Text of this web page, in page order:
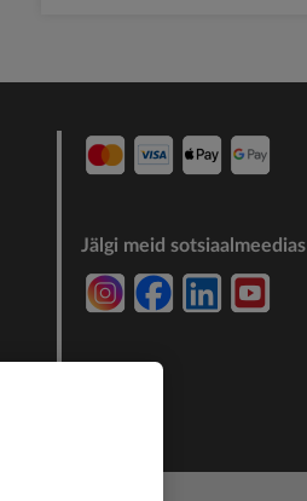
Jälgi meid sotsiaalmeedias